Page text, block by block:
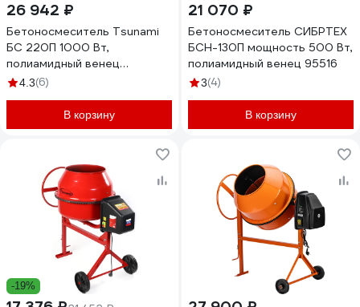
26 942 ₽
Бетоносмеситель Tsunami
БС 220П 1000 Вт,
полиамидный венец
I10612310002221
4.3(6)
В корзину
21 070 ₽
Бетоносмеситель СИБРТЕХ
БСН-130П мощность 500 Вт,
полиамидный венец 95516
3(4)
В корзину
-19%